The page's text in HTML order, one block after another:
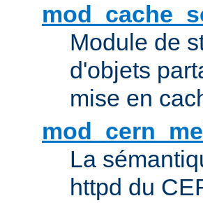
Module de
d'objets
mise en
La
httpd du